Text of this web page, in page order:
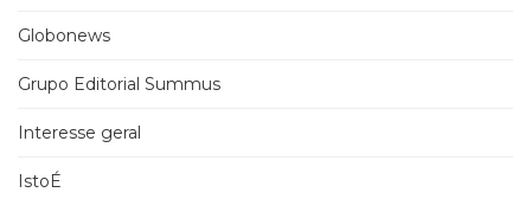
Globonews
Grupo Editorial Summus
Interesse geral
IstoÉ